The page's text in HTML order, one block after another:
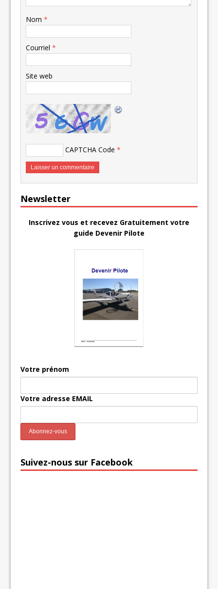
Nom*
Courriel*
Site web
CAPTCHA Code *
Newsletter
Inscrivez vous et recevez Gratuitement votre
guide Devenir Pilote
Votre prénom
Votre adresse EMAIL
Suivez-nous sur Facebook